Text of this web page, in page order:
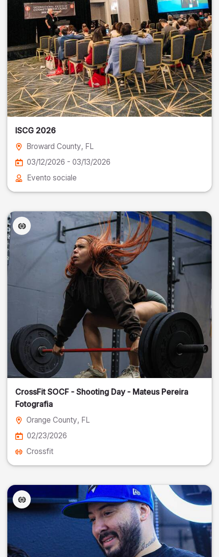
ISCG 2026
Broward County, FL
03/12/2026 - 03/13/2026
Evento sociale
CrossFit SOCF - Shooting Day - Mateus Pereira
Fotografia
Orange County, FL
02/23/2026
Crossfit